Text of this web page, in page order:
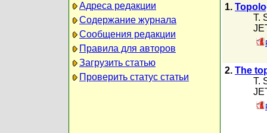
Адреса редакции
Содержание журнала
Сообщения редакции
Правила для авторов
Загрузить статью
Проверить статус статьи
1.
T.
2. The
T.